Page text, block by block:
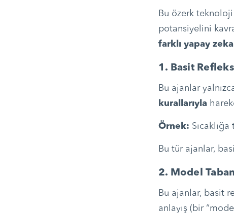
Bu özerk
potansiyelini
farklı yapay
1. Basit
Bu ajanlar
kurallarıyla
Örnek:
Bu tür ajanlar,
2. Model
Bu ajanlar, basit
anlayış (bir